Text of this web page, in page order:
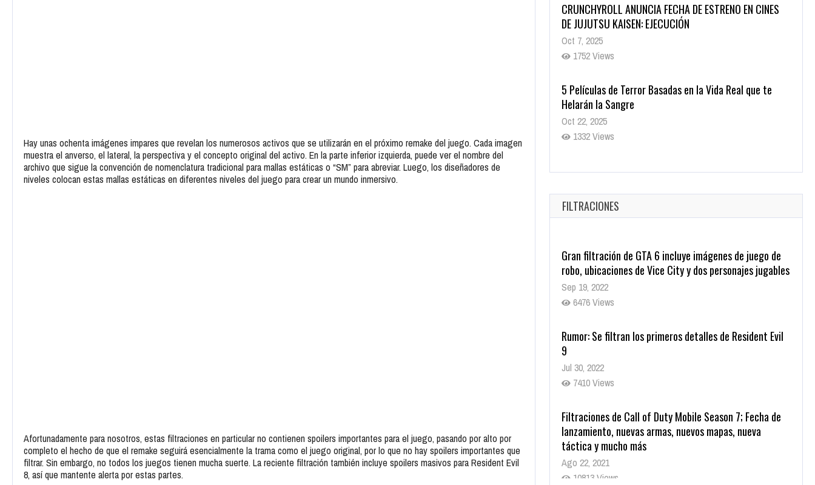
Hay unas ochenta imágenes impares que revelan los numerosos activos que se utilizarán en el próximo remake del juego. Cada imagen
muestra el anverso, el lateral, la perspectiva y el concepto original del activo. En la parte inferior izquierda, puede ver el nombre del
archivo que sigue la convención de nomenclatura tradicional para mallas estáticas o “SM” para abreviar. Luego, los diseñadores de
niveles colocan estas mallas estáticas en diferentes niveles del juego para crear un mundo inmersivo.
Afortunadamente para nosotros, estas filtraciones en particular no contienen spoilers importantes para el juego, pasando por alto por
completo el hecho de que el remake seguirá esencialmente la trama como el juego original, por lo que no hay spoilers importantes que
filtrar. Sin embargo, no todos los juegos tienen mucha suerte. La reciente filtración también incluye spoilers masivos para Resident Evil
8, así que mantente alerta por estas partes.
CRUNCHYROLL ANUNCIA FECHA DE ESTRENO EN CINES
DE JUJUTSU KAISEN: EJECUCIÓN
Oct 7, 2025
1752 Views
5 Películas de Terror Basadas en la Vida Real que te
Helarán la Sangre
Oct 22, 2025
1332 Views
Revive el terror: El conjuro 4: Últimos ritos ya está
Oct 20, 2025
1372 Views
FILTRACIONES
Gran filtración de GTA 6 incluye imágenes de juego de
robo, ubicaciones de Vice City y dos personajes jugables
Sep 19, 2022
6476 Views
Rumor: Se filtran los primeros detalles de Resident Evil
9
Jul 30, 2022
7410 Views
Filtraciones de Call of Duty Mobile Season 7; Fecha de
lanzamiento, nuevas armas, nuevos mapas, nueva
táctica y mucho más
Ago 22, 2021
10813 Views